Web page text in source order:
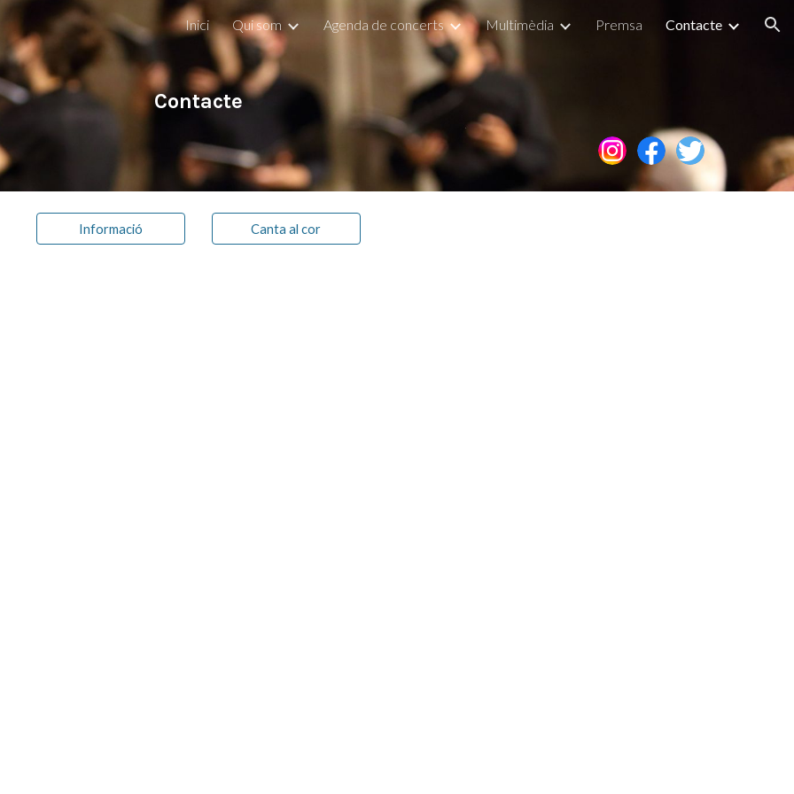
to main content Skip to navigation
Inici Qui som Agenda de concerts Multimèdia Premsa Contacte
Contacte
Informació Canta al cor